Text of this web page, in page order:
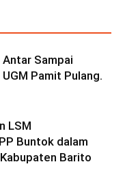
Sampai
Pamit Pulang.
LSM
Buntok dalam
Barito